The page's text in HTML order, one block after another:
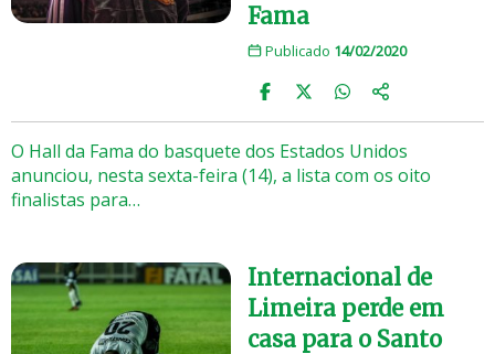
Fama
Publicado 14/02/2020
O Hall da Fama do basquete dos Estados Unidos
anunciou, nesta sexta-feira (14), a lista com os oito
finalistas para…
Internacional de
Limeira perde em
casa para o Santo